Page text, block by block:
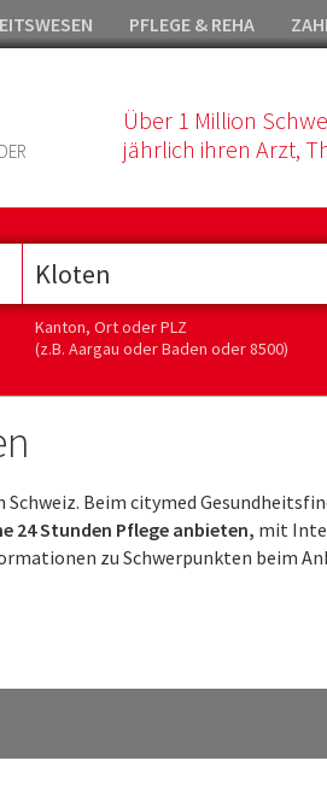
PFLEGE & REHA
Über 1 Million
jährlich ihren Arzt,
Kanton, Ort oder PLZ
(z.B. Aargau oder Baden oder 8500)
Schweiz. Beim citymed
24 Stunden Pflege anbieten, mit
zu Schwerpunkten beim